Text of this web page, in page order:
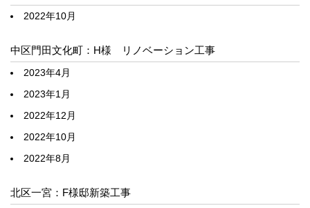
2022年10月
中区門田文化町：H様 リノベーション工事
2023年4月
2023年1月
2022年12月
2022年10月
2022年8月
北区一宮：F様邸新築工事